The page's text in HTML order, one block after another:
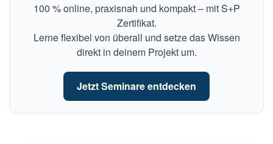
100 % online, praxisnah und kompakt – mit S+P
Zertifikat.
Lerne flexibel von überall und setze das Wissen
direkt in deinem Projekt um.
Jetzt Seminare entdecken